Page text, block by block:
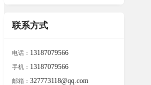
联系方式
电话： 13187079566
手机： 13187079566
邮箱： 327773118@qq.com